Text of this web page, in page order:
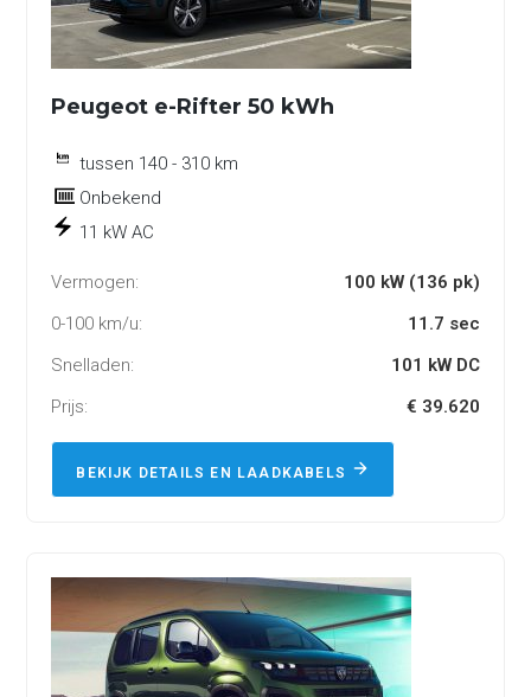
Peugeot e-Rifter 50 kWh
tussen 140 - 310 km
Onbekend
11 kW AC
Vermogen:
100 kW (136 pk)
0-100 km/u:
11.7 sec
Snelladen:
101 kW DC
Prijs:
€ 39.620
BEKIJK DETAILS EN LAADKABELS